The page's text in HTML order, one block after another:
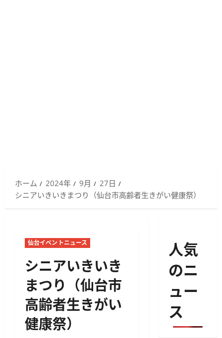
ホーム 2024年 9月
27日
シニアいきいきまつり（仙台市高齢者生きがい健康祭）
仙台イベントニュース
シニアいきいき
まつり（仙台市
高齢者生きがい
健康祭）
人気
のニ
ュー
ス